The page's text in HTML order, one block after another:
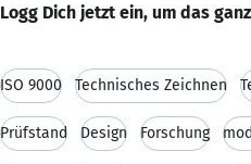
Logg Dich jetzt ein, um das
ISO 9000 Technisches Zeichnen
Prüfstand Design Forschung